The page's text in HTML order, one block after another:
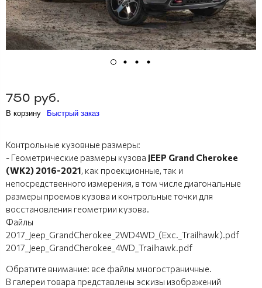
750 руб.
В корзину Быстрый заказ
Контрольные кузовные размеры:
- Геометрические размеры кузова JEEP Grand Cherokee
(WK2) 2016-2021, как проекционные, так и
непосредственного измерения, в том числе диагональные
размеры проемов кузова и контрольные точки для
восстановления геометрии кузова.
Файлы
2017_Jeep_GrandCherokee_2WD4WD_(Exc._Trailhawk).pdf
2017_Jeep_GrandCherokee_4WD_Trailhawk.pdf
Обратите внимание: все файлы многостраничные.
В галереи товара представлены эскизы изображений